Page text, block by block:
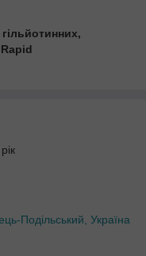
Подільський, Україна